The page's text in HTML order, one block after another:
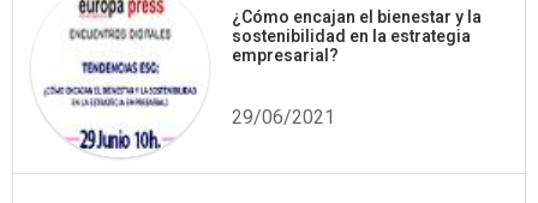
¿Cómo encajan el bienestar y la
sostenibilidad en la estrategia
empresarial?
29/06/2021